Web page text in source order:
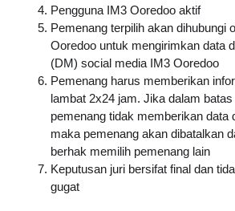
Pengguna IM3 Ooredoo aktif
Pemenang terpilih akan dihubungi
Ooredoo untuk mengirimkan data
(DM) social media IM3 Ooredoo
Pemenang harus memberikan
lambat 2x24 jam. Jika dalam
pemenang tidak memberikan data
maka pemenang akan dibatalkan
berhak memilih pemenang lain
Keputusan juri bersifat final dan
gugat